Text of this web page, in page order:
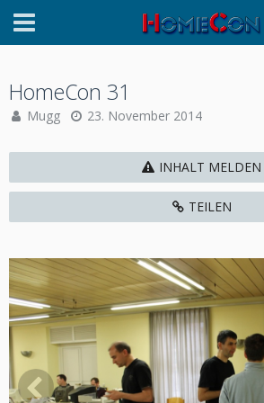
HomeCon 31
Mugg 23. November 2014
INHALT MELDEN
TEILEN